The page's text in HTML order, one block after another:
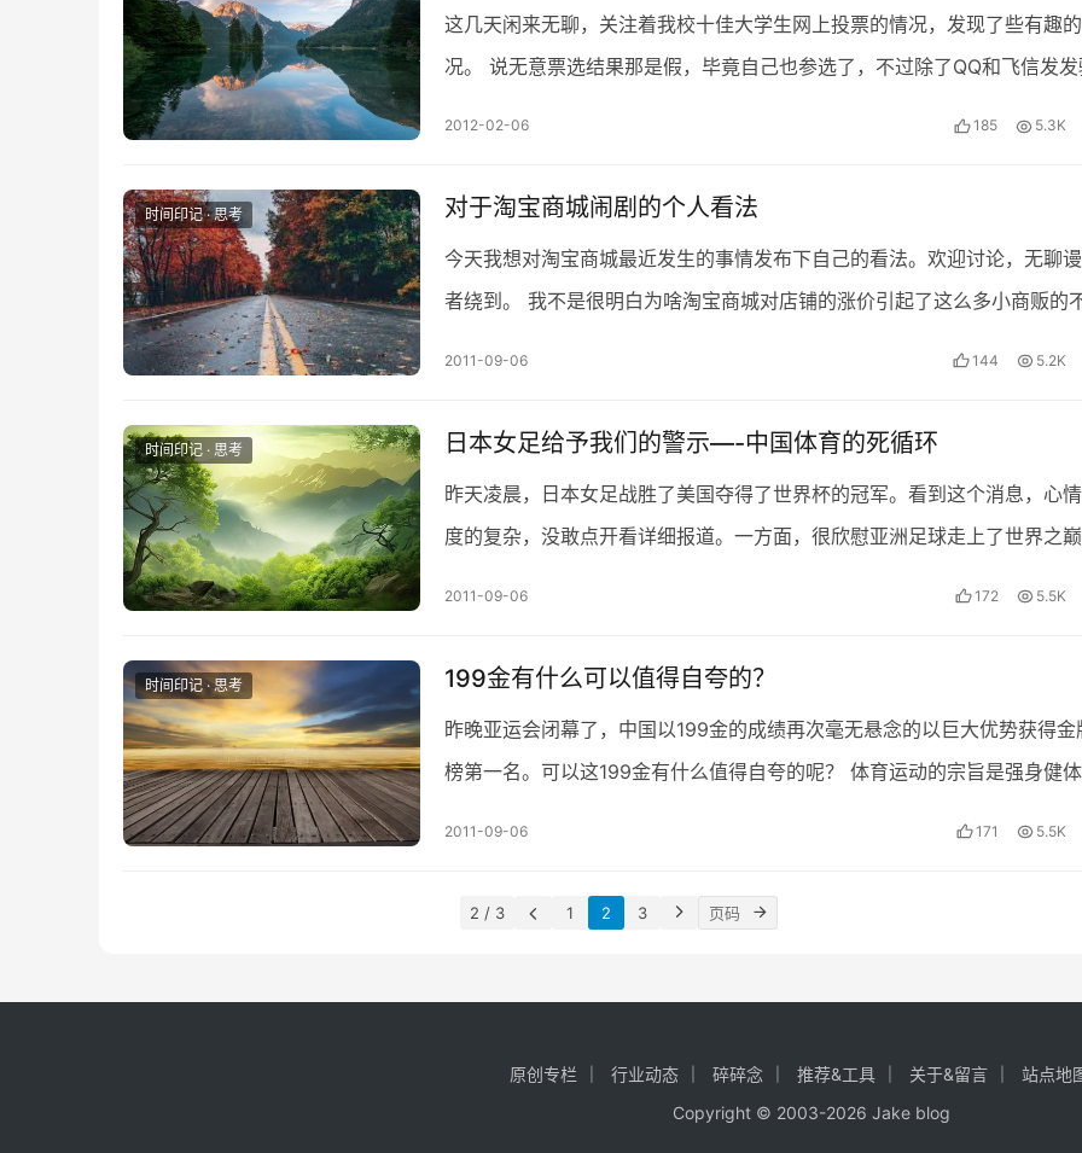
这几天闲来无聊，关注着我校十佳大学生网上投票的情况，发现了些有趣
况。 说无意票选结果那是假，毕竟自己也参选了，不过除了QQ和飞信发
2012-02-06 185 5.3K
时间印记 · 思考 对于淘宝商城闹剧的个人看法
今天我想对淘宝商城最近发生的事情发布下自己的看法。欢迎讨论，无聊
者绕到。 我不是很明白为啥淘宝商城对店铺的涨价引起了这么多小商贩的
2011-09-06 144 5.2K
时间印记 · 思考 日本女足给予我们的警示—-中国体育的死循环
昨天凌晨，日本女足战胜了美国夺得了世界杯的冠军。看到这个消息，心
度的复杂，没敢点开看详细报道。一方面，很欣慰亚洲足球走上了世界之巅
2011-09-06 172 5.5K
时间印记 · 思考 199金有什么可以值得自夸的？
昨晚亚运会闭幕了，中国以199金的成绩再次毫无悬念的以巨大优势获得金
榜第一名。可以这199金有什么值得自夸的呢？ 体育运动的宗旨是强身健体
2011-09-06 171 5.5K
2 / 3 1 2 3
原创专栏 行业动态 碎碎念 推荐&工具 关于&留言
站点地
Copyright © 2003-2026 Jake blog